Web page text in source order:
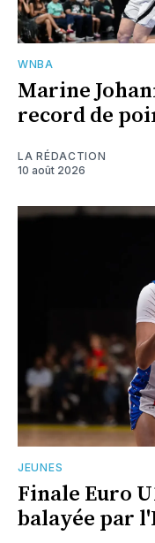
WNBA
Marine
record de
LA RÉDACTION
10 août 2026
JEUNES
Finale Euro
balayée par